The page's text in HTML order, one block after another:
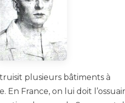
plusieurs bâtiments à
En France, on lui doit